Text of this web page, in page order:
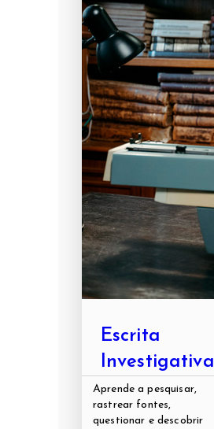
Escrita
Investigativa
Aprende a pesquisar,
rastrear fontes,
questionar e descobrir